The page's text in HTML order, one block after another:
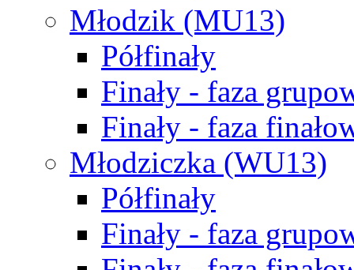
Młodzik (MU13)
Półfinały
Finały - faza
Finały - faza
Młodziczka (WU13)
Półfinały
Finały - faza